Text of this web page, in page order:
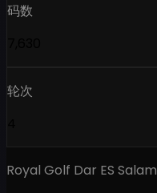
码数
轮次
Royal Golf Dar ES Salam